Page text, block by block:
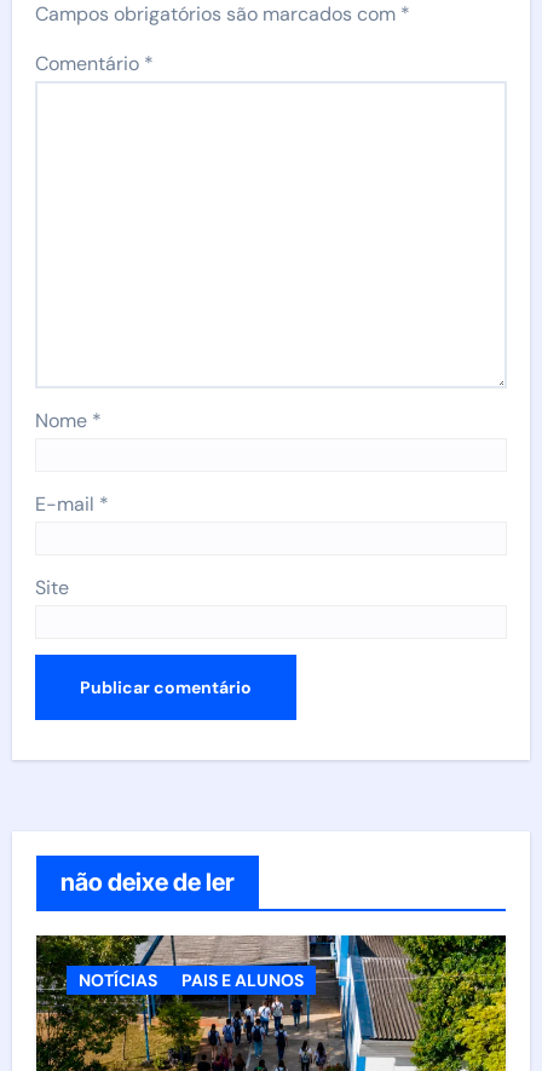
Campos obrigatórios são marcados com *
Comentário *
Nome *
E-mail *
Site
não deixe de ler
NOTÍCIAS PAIS E ALUNOS